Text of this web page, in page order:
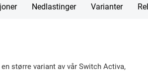
Nedlastinger Varianter
større variant av vår Switch Activa,